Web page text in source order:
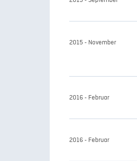
2015 - November
2016 - Februar
2016 - Februar